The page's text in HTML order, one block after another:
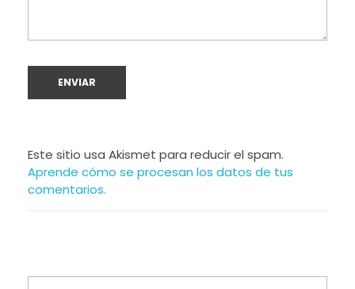
Este sitio usa Akismet para reducir el spam.
Aprende cómo se procesan los datos de tus
comentarios.